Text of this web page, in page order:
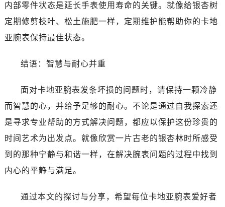
内部零件状态是延长手表使用寿命的关键。就像给银杏树
定期修剪枝叶、松土施肥一样，定期维护能帮助你的卡地
亚腕表保持最佳状态。
结语：智慧与耐心并重
面对卡地亚腕表发条坏损的问题时，请保持一颗冷静
而智慧的心，并给予足够的耐心。不论是通过自我探索还
是寻求专业帮助的方式解决问题，都应以保护这份珍贵的
时间艺术为出发点。就像欣赏一片古老的银杏林时所感受
到的那种宁静与和谐一样，在解决腕表问题的过程中找到
内心的平静与满足。
通过本文的探讨与分享，希望每位卡地亚腕表爱好者